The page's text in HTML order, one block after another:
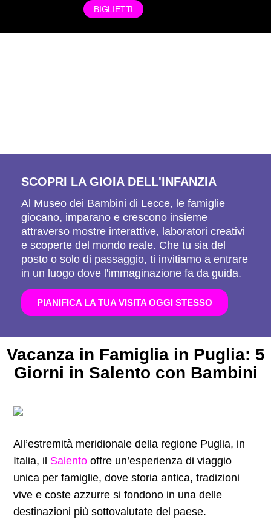
BIGLIETTI
SCOPRI LA GIOIA DELL'INFANZIA
Al Museo dei Bambini di Lecce, le famiglie
giocano, imparano e crescono insieme
attraverso mostre interattive, laboratori creativi
e scoperte del mondo reale. Che tu sia del
posto o solo di passaggio, ti invitiamo a entrare
in un luogo dove l'immaginazione fa da guida.
PIANIFICA LA TUA VISITA OGGI STESSO
Vacanza in Famiglia in Puglia: 5
Giorni in Salento con Bambini
All’estremità meridionale della regione Puglia, in
Italia, il Salento offre un’esperienza di viaggio
unica per famiglie, dove storia antica, tradizioni
vive e coste azzurre si fondono in una delle
destinazioni più sottovalutate del paese.